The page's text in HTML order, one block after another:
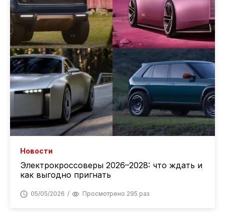
Новости
Электрокроссоверы 2026–2028: что ждать и
как выгодно пригнать
05/05/2026 Просмотрено 295 раз